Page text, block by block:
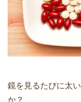
鏡を見るたびに太
か？